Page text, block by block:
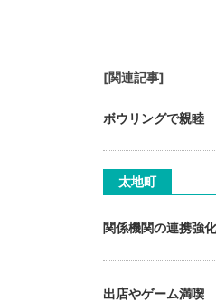
[関連記事]
ボウリングで親睦
太地町
関係機関の連携強
出店やゲーム満喫